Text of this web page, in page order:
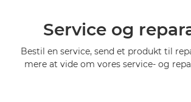
Service og
Bestil en service, send et produkt til
mere at vide om vores service- og